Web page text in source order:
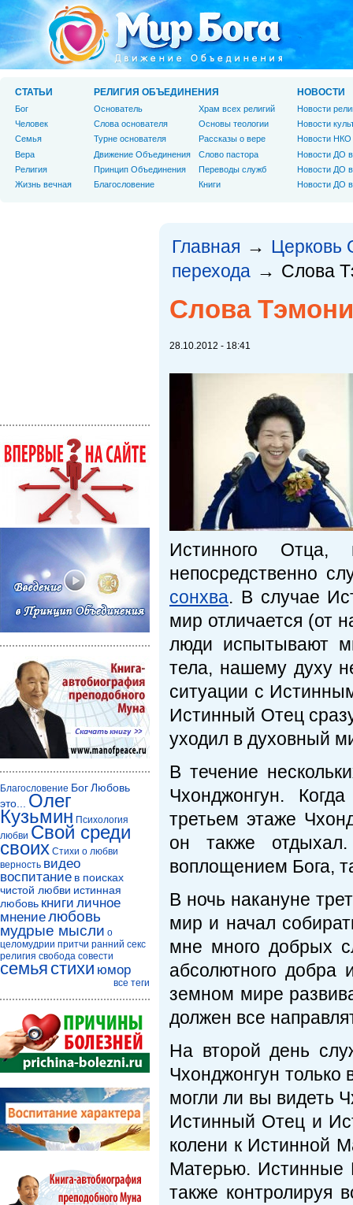
Главная → Церковь
перехода → Слова
Слова
28.10.2012 - 18:41
Истинного
непосредственно
сонхва. В случае
мир отличается (от
люди испытывают
тела, нашему духу
ситуации с
Истинный Отец
уходил в духовный
В течение
Чхонджонгун.
третьем этаже
он также
воплощением Бога,
В ночь накануне
мир и начал
мне много добрых
абсолютного
земном мире
должен все
На второй день
Чхонджонгун
могли ли вы видеть
Истинный Отец и
колени к Истинной
Матерью. Истинные
также контролируя
СТАТЬИ
Бог
Человек
Cемья
Вера
Религия
Жизнь вечная
РЕЛИГИЯ ОБЪЕДИНЕНИЯ
Основатель
Слова основателя
Турне основателя
Движение Объединения
Принцип Объединения
Благословение
Храм всех религий
Основы теологии
Рассказы о вере
Слово пастора
Переводы служб
Книги
НОВОСТИ
Новости
Новости
Новости НКО
Новости ДО
Новости ДО
Новости ДО
Благословение БогЛюбовь
это...
Олег
Кузьмин Психология
любви Свой среди
своих Стихи о любви
верность видео
воспитание в поисках
чистой любви истинная
любовь книги личное
мнениелюбовь
мудрые мысли о
целомудрии притчи ранний секс
религия свобода совести
семья стихи юмор
все теги